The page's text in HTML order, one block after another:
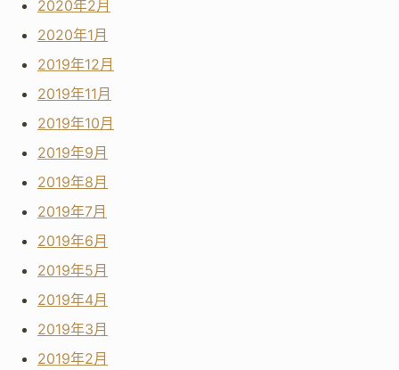
2020年2月
2020年1月
2019年12月
2019年11月
2019年10月
2019年9月
2019年8月
2019年7月
2019年6月
2019年5月
2019年4月
2019年3月
2019年2月